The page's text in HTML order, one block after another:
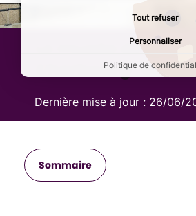
Le musée de la
Cherbourg-en-
Dernière mise à jour : 26/06/
Sommaire
Tout refuser
Personnaliser
Politique de